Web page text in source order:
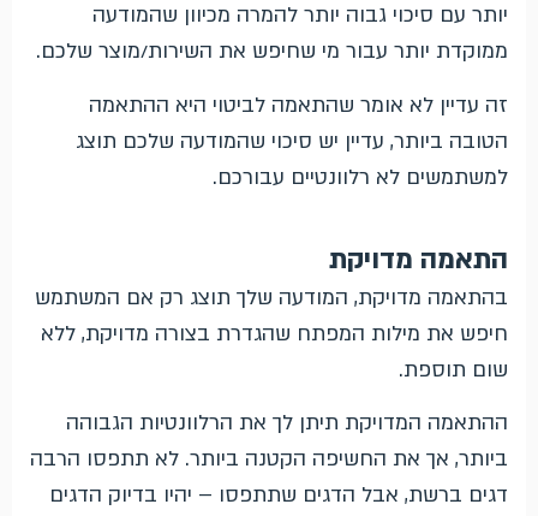
יותר עם סיכוי גבוה יותר להמרה מכיוון שהמודעה
ממוקדת יותר עבור מי שחיפש את השירות/מוצר שלכם.
זה עדיין לא אומר שהתאמה לביטוי היא ההתאמה
הטובה ביותר, עדיין יש סיכוי שהמודעה שלכם תוצג
למשתמשים לא רלוונטיים עבורכם.
התאמה מדויקת
בהתאמה מדויקת, המודעה שלך תוצג רק אם המשתמש
חיפש את מילות המפתח שהגדרת בצורה מדויקת, ללא
שום תוספת.
ההתאמה המדויקת תיתן לך את הרלוונטיות הגבוהה
ביותר, אך את החשיפה הקטנה ביותר. לא תתפסו הרבה
דגים ברשת, אבל הדגים שתתפסו – יהיו בדיוק הדגים